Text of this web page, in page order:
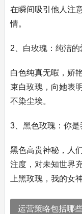
在瞬间吸引他人注
情。
2、白玫瑰：纯洁的
白色纯真无暇，娇
束白玫瑰，向她表
不染尘埃。
3、黑色玫瑰：你是
黑色高贵神秘，人
注度，对未知世界
上黑玫瑰，我的女
运营策略包括哪